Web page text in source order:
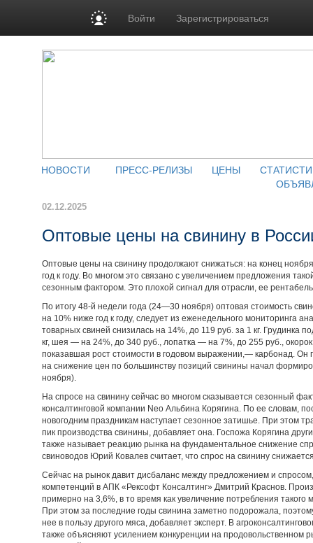
Войти Зарегистрироваться
НОВОСТИ ПРЕСС-РЕЛИЗЫ ЦЕНЫ
02.12.2025
Оптовые цены на свинину в
Оптовые цены на свинину продолжают снижаться: на конец
год к году. Во многом это связано с увеличением предложения
сезонным фактором. Это плохой сигнал для отрасли, ее
По итогу 48-й недели года (24—30 ноября) оптовая стоимость
на 10% ниже год к году, следует из еженедельного мониторинга
товарных свиней снизилась на 14%, до 119 руб. за 1 кг. Грудинка
кг, шея — на 24%, до 340 руб., лопатка — на 7%, до 255 руб.,
показавшая рост стоимости в годовом выражении,— карбонад. Он
на снижение цен по большинству позиций свинины начал
ноября).
На спросе на свинину сейчас во многом сказывается сезонный
консалтинговой компании Neo Альбина Корягина. По ее словам,
новогодним праздникам наступает сезонное затишье. При этом
пик производства свинины, добавляет она. Госпожа Корягина
также называет реакцию рынка на фундаментальное снижение
свиноводов Юрий Ковалев считает, что спрос на свинину
Сейчас на рынок давит дисбаланс между предложением и
компетенций в АПК «Рексофт Консалтинг» Дмитрий Краснов.
примерно на 3,6%, в то время как увеличение потребления
При этом за последние годы свинина заметно подорожала,
нее в пользу другого мяса, добавляет эксперт. В
также объясняют усилением конкуренции на продовольственном